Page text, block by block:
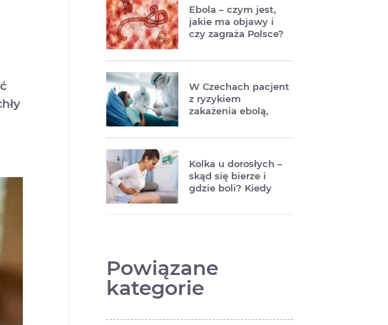
Ebola – czym jest,
jakie ma objawy i
czy zagraża Polsce?
W Czechach pacjent
z ryzykiem
zakażenia ebolą,
Kolka u dorosłych –
skąd się bierze i
gdzie boli? Kiedy
Powiązane
kategorie